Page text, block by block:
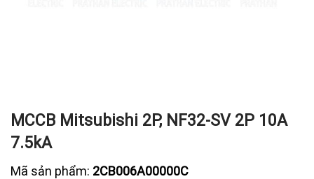
MCCB Mitsubishi 2P, NF32-SV 2P 10A
7.5kA
Mã sản phẩm: 2CB006A00000C